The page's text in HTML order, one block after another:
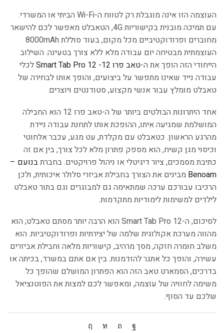
העוצמה הזו אינה מוגבלת רק לטווח ה-Wi-Fi הביתי או המשרדי.
עם תמיכה מובנית בקישוריות 4G, הטאבלט מאפשר לכם להישאר
מחוברים ופרודוקטיביים מכל מקום, בעוד סוללת 8000mAh
העוצמתית מבטיחה יום עבודה מלא ללא צורך בטעינה. השילוב
הייחודי הזה הופך את ה-טאב פרו 12- Smart Tab Pro 12
לכלי
עבודה נייד שאינו מתפשר על ביצועים, והופך אותו לבחירה של
טאבלט מומלץ עבור אנשי מקצוע, סטודנטים ויוצרים.
אחד היתרונות הבולטים ביותר של ה-טאב פרו 12 הוא החבילה
המושלמת שמגיעה איתו, ההופכת אותו לתחנת עבודה ניידת
מהרגע הראשון. כטאבלט עם מקלדת, עט מגע, עכבר אלחוטי
וכיסוי מגן קשיח, הוא מספק פתרון מלא לכל צורך, בין אם זה
כתיבת מסמכים, ציור דיגיטלי או ניהול פרויקטים. בחברתבנועם –
Benoam מבינים את הצורך בחבילת אביזרי סלולר איכותית, ולכן
הרכיבו עבורכם ערכה שמתאימה גם למבוגרים וגם בתור טאבלט
לילדים למשימות לימודיות מתקדמות.
לסיכום, ה-Smart Tab Pro 12 הוא הרבה יותר מסתם טאבלט; הוא
מהווה מערכת אקולוגית שלמה של יצירתיות ופרודוקטיביות. הוא
משלב חומרה חזקה, מסך מרהיב, קישוריות מלאה וחבילת אביזרים
עשירה, והופך כל אתגר להזדמנות. בין אם אתם במשרד, בכיתה או
בדרכים, הסמארט טאב הזה הוא הפתרון המושלם שהופך כל
משימה לחוויה של עוצמה, ומאפשר לכם למצות את הפוטנציאל
שלכם עד הסוף.